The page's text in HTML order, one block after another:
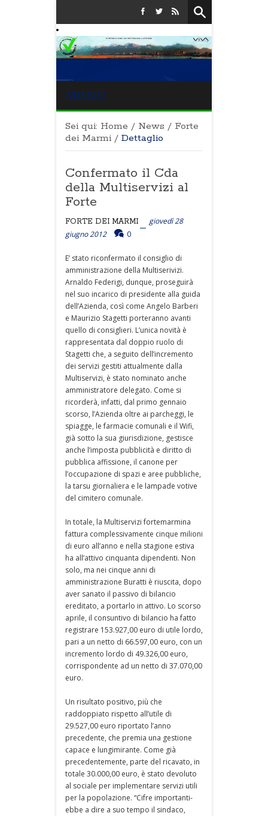
MENU
Sei qui: Home / News / Forte
dei Marmi / Dettaglio
Confermato il Cda
della Multiservizi al
Forte
FORTE DEI MARMI
giovedì 28
giugno 2012
0
E’ stato riconfermato il consiglio di
amministrazione della Multiserivizi.
Arnaldo Federigi, dunque, proseguirà
nel suo incarico di presidente alla guida
dell’Azienda, così come Angelo Barberi
e Maurizio Stagetti porteranno avanti
quello di consiglieri. L’unica novità è
rappresentata dal doppio ruolo di
Stagetti che, a seguito dell’incremento
dei servizi gestiti attualmente dalla
Multiservizi, è stato nominato anche
amministratore delegato. Come si
ricorderà, infatti, dal primo gennaio
scorso, l’Azienda oltre ai parcheggi, le
spiagge, le farmacie comunali e il Wifi,
già sotto la sua giurisdizione, gestisce
anche l’imposta pubblicità e diritto di
pubblica affissione, il canone per
l’occupazione di spazi e aree pubbliche,
la tarsu giornaliera e le lampade votive
del cimitero comunale.
In totale, la Multiservizi fortemarmina
fattura complessivamente cinque milioni
di euro all’anno e nella stagione estiva
ha all’attivo cinquanta dipendenti. Non
solo, ma nei cinque anni di
amministrazione Buratti è riuscita, dopo
aver sanato il passivo di bilancio
ereditato, a portarlo in attivo. Lo scorso
aprile, il consuntivo di bilancio ha fatto
registrare 153.927,00 euro di utile lordo,
pari a un netto di 66.597,00 euro, con un
incremento lordo di 49.326,00 euro,
corrispondente ad un netto di 37.070,00
euro.
Un risultato positivo, più che
raddoppiato rispetto all’utile di
29.527,00 euro riportato l’anno
precedente, che premia una gestione
capace e lungimirante. Come già
precedentemente, parte del ricavato, in
totale 30.000,00 euro, è stato devoluto
al sociale per implementare servizi utili
per la popolazione. “Cifre importanti-
ebbe a dire a suo tempo il sindaco,